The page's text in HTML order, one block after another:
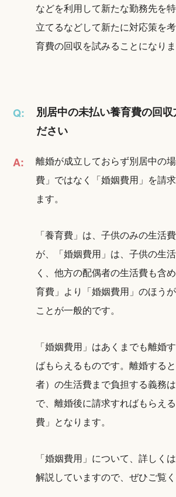
などを利用して新たな勤務先を
立てるなどして新たに対応策を
育費の回収を試みることになりま
Q:
別居中の未払い養育費の回収
ださい
A:
離婚が成立しておらず別居中の
費」ではなく「婚姻費用」を請
ます。
「養育費」は、子供のみの生活
が、「婚姻費用」は、子供の生
く、他方の配偶者の生活費も含
育費」より「婚姻費用」のほう
ことが一般的です。
「婚姻費用」はあくまでも離婚
ばもらえるものです。離婚する
者）の生活費まで負担する義務
で、離婚後に請求すればもらえ
費」となります。
「婚姻費用」について、詳しく
解説していますので、ぜひご覧く